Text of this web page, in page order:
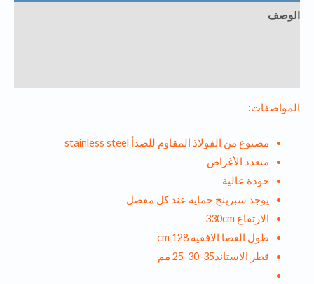
الوصف
المواصفات:
مصنوع من الفولاذ المقاوم للصدأ stainless steel
متعدد الأغراض
جودة عالية
يوجد سبرينج حماية عند كل مفصل
الارتفاع 330cm
طول العصا الافقية 128 cm
قطر الاستاند35-30-25 مم